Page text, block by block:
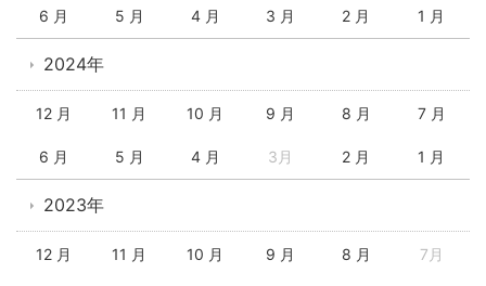
6 月 5 月 4 月 3 月 2 月 1 月
2024年
12 月 11 月 10 月 9 月 8 月 7 月
6 月 5 月 4 月 3月 2 月 1 月
2023年
12 月 11 月 10 月 9 月 8 月 7月